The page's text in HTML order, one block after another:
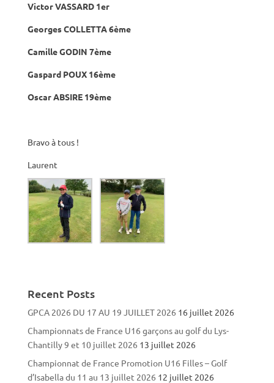
Victor VASSARD 1er
Georges COLLETTA 6ème
Camille GODIN 7ème
Gaspard POUX 16ème
Oscar ABSIRE 19ème
Bravo à tous !
Laurent
Recent Posts
GPCA 2026 DU 17 AU 19 JUILLET 2026 16 juillet 2026
Championnats de France U16 garçons au golf du Lys-
Chantilly 9 et 10 juillet 2026 13 juillet 2026
Championnat de France Promotion U16 Filles – Golf
d’Isabella du 11 au 13 juillet 2026 12 juillet 2026